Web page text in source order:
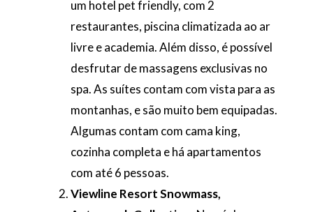
um hotel pet friendly, com 2
restaurantes, piscina climatizada ao ar
livre e academia. Além disso, é possível
desfrutar de massagens exclusivas no
spa. As suítes contam com vista para as
montanhas, e são muito bem equipadas.
Algumas contam com cama king,
cozinha completa e há apartamentos
com até 6 pessoas.
Viewline Resort Snowmass,